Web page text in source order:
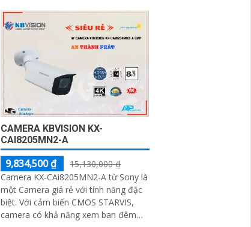
CAMERA KBVISION KX-
CAI8205MN2-A
9,834,500 ₫
15,130,000 ₫
Camera KX-CAi8205MN2-A từ Sony là
một Camera giá rẻ với tính năng đặc
biệt. Với cảm biến CMOS STARVIS,
camera có khả năng xem ban đêm